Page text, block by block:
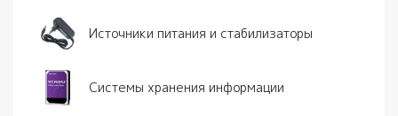
Источники питания и стабилизаторы
Системы хранения информации